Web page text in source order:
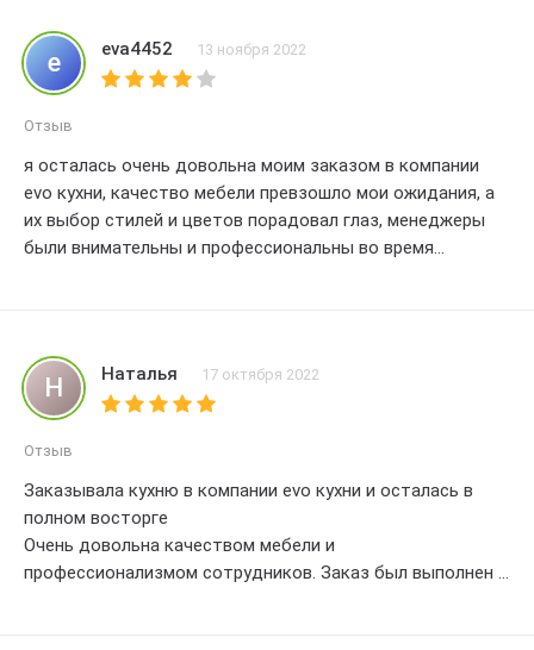
e eva4452 13 ноября 2022
Отзыв
я осталась очень довольна моим заказом в компании
evo кухни, качество мебели превзошло мои ожидания, а
их выбор стилей и цветов порадовал глаз, менеджеры
были внимательны и профессиональны во время
Н Наталья 17 октября 2022
Отзыв
Заказывала кухню в компании evo кухни и осталась в
полном восторге
Очень довольна качеством мебели и
профессионализмом сотрудников. Заказ был выполнен в